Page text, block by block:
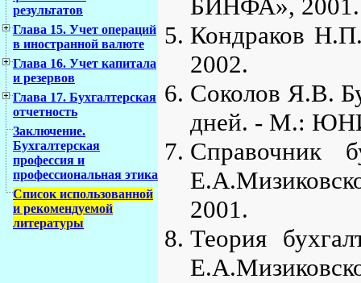
результатов
Глава 15. Учет операций
в иностранной валюте
Глава 16. Учет капитала
и резервов
Глава 17. Бухгалтерская
отчетность
Заключение.
Бухгалтерская
профессия и
профессиональная этика
Список использованной
и рекомендуемой
литературы
БИНФА», 2001.
Кондраков
2002.
Соколов Я.В.
дней. - М.:
Справочник
2001.
Теория